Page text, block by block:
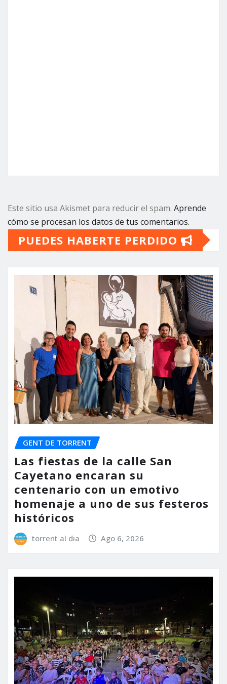
Este sitio usa Akismet para reducir el spam. Aprende
cómo se procesan los datos de tus comentarios.
PUEDES HABERTE PERDIDO
GENT DE TORRENT
Las fiestas de la calle San
Cayetano encaran su
centenario con un emotivo
homenaje a uno de sus festeros
históricos
torrent al dia Ago 6, 2026